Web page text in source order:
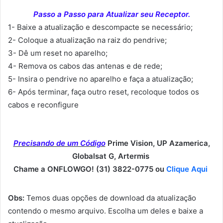
Passo a Passo para Atualizar seu Receptor.
1- Baixe a atualização e descompacte se necessário;
2- Coloque a atualização na raiz do pendrive;
3- Dê um reset no aparelho;
4- Remova os cabos das antenas e de rede;
5- Insira o pendrive no aparelho e faça a atualização;
6- Após terminar, faça outro reset, recoloque todos os
cabos e reconfigure
Precisando de um Código Prime Vision, UP Azamerica,
Globalsat G, Artermis
Chame a ONFLOWGO! (31) 3822-0775 ou Clique Aqui
Obs: Temos duas opções de download da atualização
contendo o mesmo arquivo. Escolha um deles e baixe a